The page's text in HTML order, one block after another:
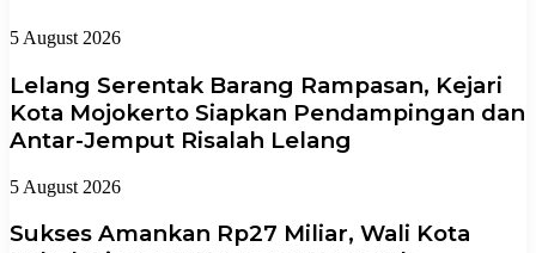
5 August 2026
Lelang Serentak Barang Rampasan, Kejari
Kota Mojokerto Siapkan Pendampingan dan
Antar-Jemput Risalah Lelang
5 August 2026
Sukses Amankan Rp27 Miliar, Wali Kota